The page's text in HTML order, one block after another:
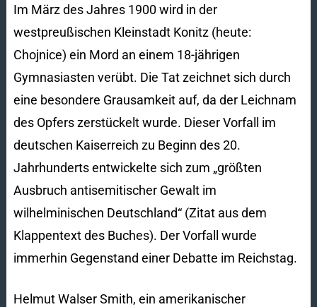
Im März des Jahres 1900 wird in der
westpreußischen Kleinstadt Konitz (heute:
Chojnice) ein Mord an einem 18-jährigen
Gymnasiasten verübt. Die Tat zeichnet sich durch
eine besondere Grausamkeit auf, da der Leichnam
des Opfers zerstückelt wurde. Dieser Vorfall im
deutschen Kaiserreich zu Beginn des 20.
Jahrhunderts entwickelte sich zum „größten
Ausbruch antisemitischer Gewalt im
wilhelminischen Deutschland“ (Zitat aus dem
Klappentext des Buches). Der Vorfall wurde
immerhin Gegenstand einer Debatte im Reichstag.
Helmut Walser Smith, ein amerikanischer